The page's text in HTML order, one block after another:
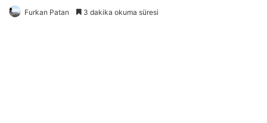
Furkan Patan 3 dakika okuma süresi